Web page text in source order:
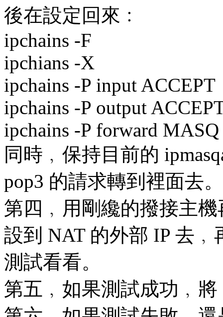
後在設定回來﹕
ipchains -F
ipchians -X
ipchains -P input ACCEPT
ipchains -P output
ipchains -P forward MASQ
同時﹐保持目前的
pop3 的請求轉到裡面去。
第四﹐用剛纔的撥接主
設到 NAT 的外部 IP 去﹐
測試看看。
第五﹐如果測試成功﹐將